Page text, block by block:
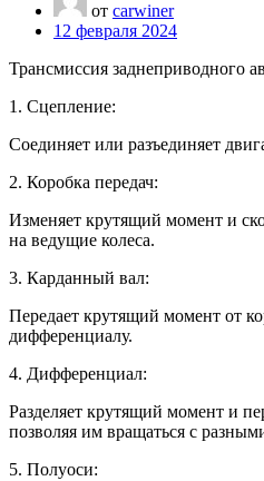
от carwiner
12 февраля 2024
Трансмиссия заднеприводного
1. Сцепление:
Соединяет или разъединяет
2. Коробка передач:
Изменяет крутящий момент и
на ведущие колеса.
3. Карданный вал:
Передает крутящий момент от
дифференциалу.
4. Дифференциал:
Разделяет крутящий момент и
позволяя им вращаться с
5. Полуоси: